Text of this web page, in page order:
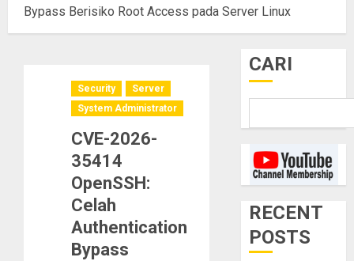
Bypass Berisiko Root Access pada Server Linux
Security
Server
System Administrator
CVE-2026-
35414
OpenSSH:
Celah
Authentication
Bypass
CARI
RECENT
POSTS